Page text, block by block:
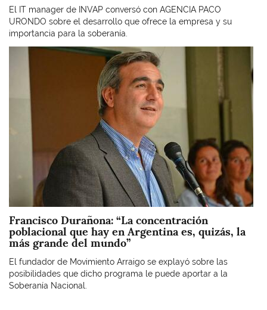
El IT manager de INVAP conversó con AGENCIA PACO
URONDO sobre el desarrollo que ofrece la empresa y su
importancia para la soberanía.
Imagen
Francisco Durañona: “La concentración
poblacional que hay en Argentina es, quizás, la
más grande del mundo”
El fundador de Movimiento Arraigo se explayó sobre las
posibilidades que dicho programa le puede aportar a la
Soberanía Nacional.